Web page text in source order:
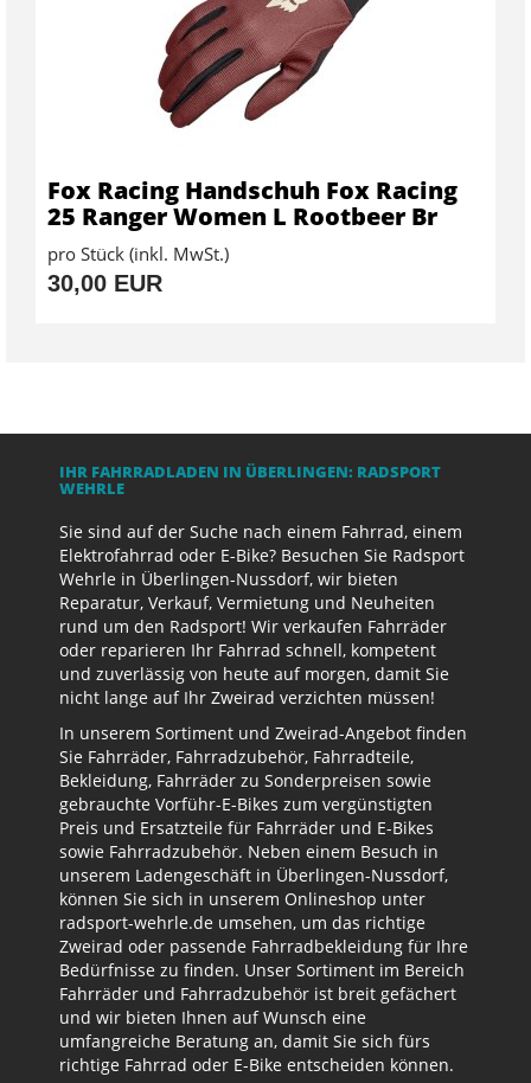
Fox Racing Handschuh Fox Racing
25 Ranger Women L Rootbeer Br
pro Stück (inkl. MwSt.)
30,00 EUR
IHR FAHRRADLADEN IN ÜBERLINGEN: RADSPORT
WEHRLE
Sie sind auf der Suche nach einem Fahrrad, einem
Elektrofahrrad oder E-Bike? Besuchen Sie Radsport
Wehrle in Überlingen-Nussdorf, wir bieten
Reparatur, Verkauf, Vermietung und Neuheiten
rund um den Radsport! Wir verkaufen Fahrräder
oder reparieren Ihr Fahrrad schnell, kompetent
und zuverlässig von heute auf morgen, damit Sie
nicht lange auf Ihr Zweirad verzichten müssen!
In unserem Sortiment und Zweirad-Angebot finden
Sie Fahrräder, Fahrradzubehör, Fahrradteile,
Bekleidung, Fahrräder zu Sonderpreisen sowie
gebrauchte Vorführ-E-Bikes zum vergünstigten
Preis und Ersatzteile für Fahrräder und E-Bikes
sowie Fahrradzubehör. Neben einem Besuch in
unserem Ladengeschäft in Überlingen-Nussdorf,
können Sie sich in unserem Onlineshop unter
radsport-wehrle.de umsehen, um das richtige
Zweirad oder passende Fahrradbekleidung für Ihre
Bedürfnisse zu finden. Unser Sortiment im Bereich
Fahrräder und Fahrradzubehör ist breit gefächert
und wir bieten Ihnen auf Wunsch eine
umfangreiche Beratung an, damit Sie sich fürs
richtige Fahrrad oder E-Bike entscheiden können.